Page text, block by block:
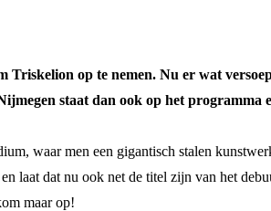
op te nemen. Nu er wat
staat dan ook op het programma
waar men een gigantisch stalen
laat dat nu ook net de titel zijn van het
maar op!